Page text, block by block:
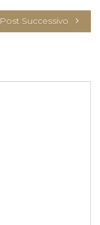
Post Successivo